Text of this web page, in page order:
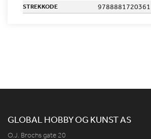
STREKKODE 9788881720361
GLOBAL HOBBY OG KUNST AS
O.J. Brochs gate 20